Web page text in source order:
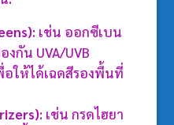
: เช่น ออกซีเบน
กัน UVA/UVB
อให้ได้เฉดสีรองพื้นที่
: เช่น กรดไฮยา